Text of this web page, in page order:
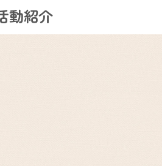
動紹介